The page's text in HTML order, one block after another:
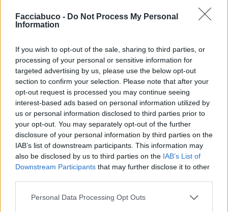
Facciabuco - Do Not Process My Personal
Information
If you wish to opt-out of the sale, sharing to third parties, or
processing of your personal or sensitive information for
targeted advertising by us, please use the below opt-out
section to confirm your selection. Please note that after your
opt-out request is processed you may continue seeing
interest-based ads based on personal information utilized by
us or personal information disclosed to third parties prior to
your opt-out. You may separately opt-out of the further
disclosure of your personal information by third parties on the
IAB’s list of downstream participants. This information may
also be disclosed by us to third parties on the IAB’s List of
Downstream Participants that may further disclose it to other
Personal Data Processing Opt Outs
senso😅
28 Luglio alle ore 17:40
·Ti stimo·Rispondi
Roger84:Cazzigenica 🤣
1
28 Luglio alle ore 18:07
·Ti stimo·Rispondi